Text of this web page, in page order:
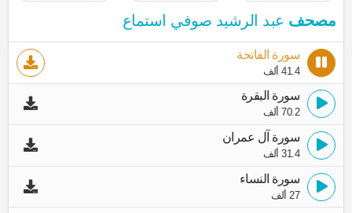
مصحف عبد الرشيد صوفي استماع
سورة الفاتحة
41.4 ألف
سورة البقرة
70.2 ألف
سورة آل عمران
31.4 ألف
سورة النساء
27 ألف